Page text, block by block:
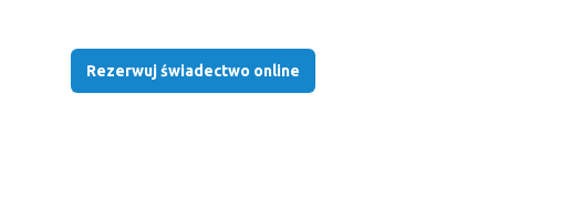
Rezerwuj świadectwo online